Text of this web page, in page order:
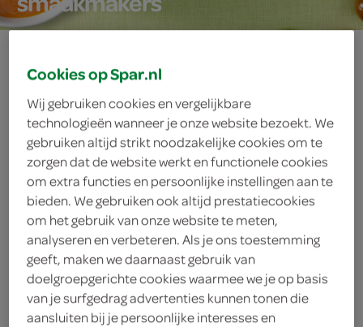
Let op: aanbiedingen zijn niet zichtbaar bij de
producten, maar worden wél automatisch
verwerkt in de winkelmand.
sauzen soepen kruiden,
vegetarisch biologisch
filter (2)
Cookies op Spar.nl
Wij gebruiken cookies en vergelijkbare
technologieën wanneer je onze website bezoekt. We
gebruiken altijd strikt noodzakelijke cookies om te
zorgen dat de website werkt en functionele cookies
om extra functies en persoonlijke instellingen aan te
bieden. We gebruiken ook altijd prestatiecookies
om het gebruik van onze website te meten,
analyseren en verbeteren. Als je ons toestemming
geeft, maken we daarnaast gebruik van
doelgroepgerichte cookies waarmee we je op basis
van je surfgedrag advertenties kunnen tonen die
aansluiten bij je persoonlijke interesses en